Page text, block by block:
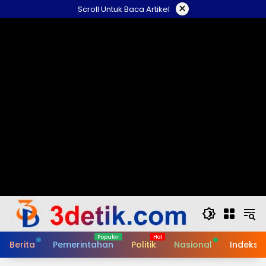
to
Scroll Untuk Baca Artikel ×
Berita Pemerintahan Politik Nasional Indeks